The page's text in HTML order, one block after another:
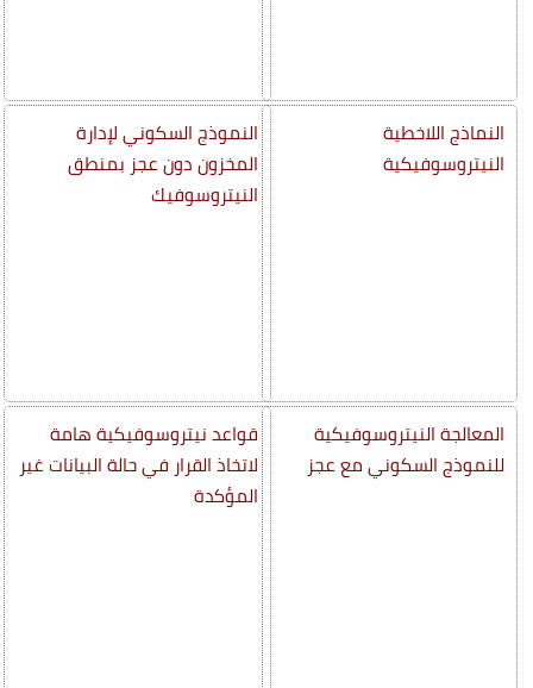
النماذج اللاخطية
النيتروسوفيكية
المعالجة النيتروسوفيكية
للنموذج السكوني مع عجز
النموذج السكوني لإدارة
المخزون دون عجز بمنطق
النيتروسوفيك
قواعد نيتروسوفيكية هامة
لاتخاذ القرار في حالة البيانات غير
المؤكدة